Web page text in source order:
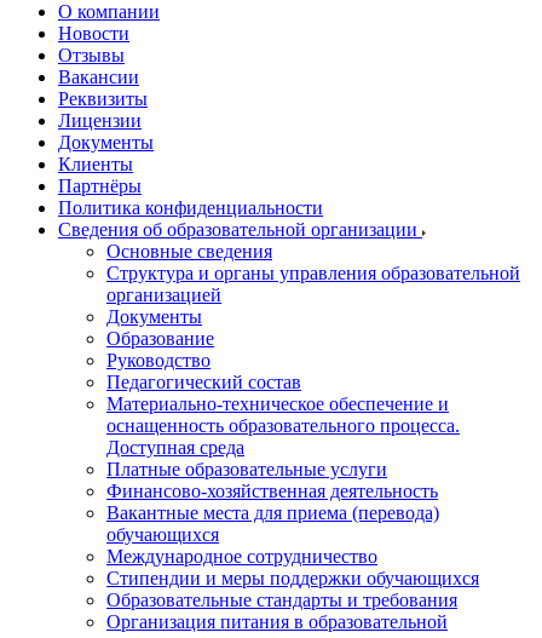
О компании
Новости
Отзывы
Вакансии
Реквизиты
Лицензии
Документы
Клиенты
Партнёры
Политика конфиденциальности
Сведения об образовательной организации
Основные сведения
Структура и органы управления образовательной
организацией
Документы
Образование
Руководство
Педагогический состав
Материально-техническое обеспечение и
оснащенность образовательного процесса.
Доступная среда
Платные образовательные услуги
Финансово-хозяйственная деятельность
Вакантные места для приема (перевода)
обучающихся
Международное сотрудничество
Стипендии и меры поддержки обучающихся
Образовательные стандарты и требования
Организация питания в образовательной